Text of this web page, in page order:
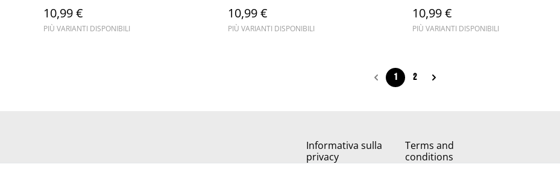
10,99 €
PIÙ VARIANTI DISPONIBILI
10,99 €
PIÙ VARIANTI DISPONIBILI
10,99 €
PIÙ VARIANTI DISPONIBILI
1 2
Informativa sulla
privacy
Terms and
conditions